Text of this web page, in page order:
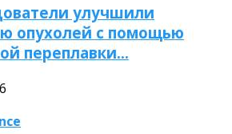
улучшили
опухолей с помощью
переплавки…